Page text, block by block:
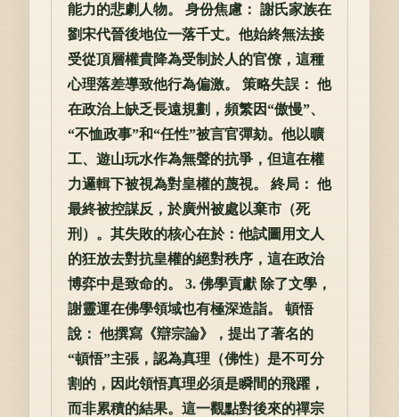
能力的悲劇人物。 身份焦慮： 謝氏家族在
劉宋代晉後地位一落千丈。他始終無法接
受從頂層權貴降為受制於人的官僚，這種
心理落差導致他行為偏激。 策略失誤： 他
在政治上缺乏長遠規劃，頻繁因“傲慢”、
“不恤政事”和“任性”被言官彈劾。他以曠
工、遊山玩水作為無聲的抗爭，但這在權
力邏輯下被視為對皇權的蔑視。 終局： 他
最終被控謀反，於廣州被處以棄市（死
刑）。其失敗的核心在於：他試圖用文人
的狂放去對抗皇權的絕對秩序，這在政治
博弈中是致命的。 3. 佛學貢獻 除了文學，
謝靈運在佛學領域也有極深造詣。 頓悟
說： 他撰寫《辯宗論》，提出了著名的
“頓悟”主張，認為真理（佛性）是不可分
割的，因此領悟真理必須是瞬間的飛躍，
而非累積的結果。這一觀點對後來的禪宗